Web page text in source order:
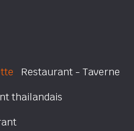
Restaurant - Taverne
thailandais